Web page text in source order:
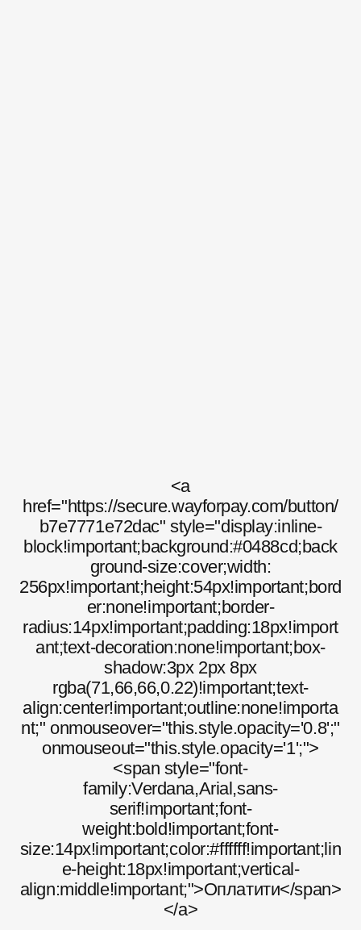
<a
href="https://secure.wayforpay.com/button/
b7e7771e72dac" style="display:inline-
block!important;background:#0488cd;back
ground-size:cover;width:
256px!important;height:54px!important;bord
er:none!important;border-
radius:14px!important;padding:18px!import
ant;text-decoration:none!important;box-
shadow:3px 2px 8px
rgba(71,66,66,0.22)!important;text-
align:center!important;outline:none!importa
nt;" onmouseover="this.style.opacity='0.8';"
onmouseout="this.style.opacity='1';">
<span style="font-
family:Verdana,Arial,sans-
serif!important;font-
weight:bold!important;font-
size:14px!important;color:#ffffff!important;lin
e-height:18px!important;vertical-
align:middle!important;">Оплатити</span>
</a>